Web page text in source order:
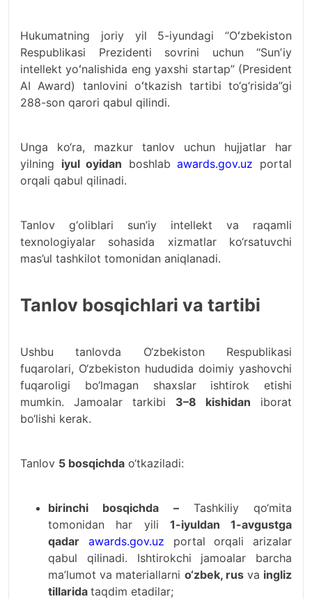
Hukumatning joriy yil 5-iyundagi “Oʻzbekiston
Respublikasi Prezidenti sovrini uchun “Sunʼiy
intellekt yoʻnalishida eng yaxshi startap” (President
AI Award) tanlovini oʻtkazish tartibi to‘g‘risida”gi
288-son qarori qabul qilindi.
Unga ko‘ra, mazkur tanlov uchun hujjatlar har
yilning iyul oyidan boshlabawards.gov.uz portal
orqali qabul qilinadi.
Tanlov g‘oliblari sun’iy intellekt va raqamli
texnologiyalar sohasida xizmatlar ko‘rsatuvchi
mas’ul tashkilot tomonidan aniqlanadi.
Tanlov bosqichlari va tartibi
Ushbu tanlovda O‘zbekiston Respublikasi
fuqarolari, O‘zbekiston hududida doimiy yashovchi
fuqaroligi bo‘lmagan shaxslar ishtirok etishi
mumkin. Jamoalar tarkibi 3–8 kishidan iborat
bo‘lishi kerak.
Tanlov 5 bosqichda o‘tkaziladi:
birinchi bosqichda –Tashkiliy qo‘mita
tomonidan har yili 1-iyuldan 1-avgustga
qadar
awards.gov.uz portal orqali arizalar
qabul qilinadi. Ishtirokchi jamoalar barcha
ma’lumot va materiallarni o‘zbek, rusva ingliz
tillarida taqdim etadilar;